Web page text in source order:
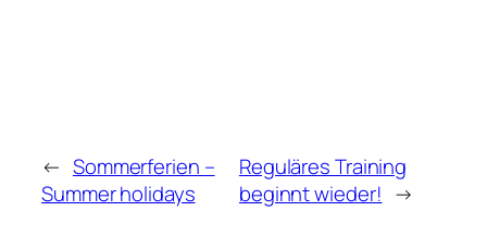
← Sommerferien –
Summer holidays
Reguläres Training
beginnt wieder! →